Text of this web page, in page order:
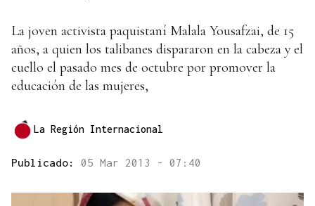
La joven activista paquistaní Malala Yousafzai, de 15
años, a quien los talibanes dispararon en la cabeza y el
cuello el pasado mes de octubre por promover la
educación de las mujeres,
La Región Internacional
Publicado: 05 Mar 2013 - 07:40